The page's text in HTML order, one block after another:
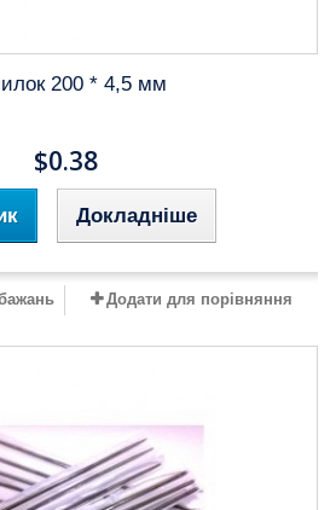
200 * 4,5 мм
$0.38
Докладніше
Додати для порівняння